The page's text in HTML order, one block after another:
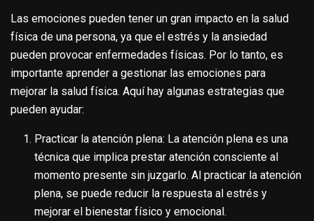
Las emociones pueden tener un gran impacto en la salud
física de una persona, ya que el estrés y la ansiedad
pueden provocar enfermedades físicas. Por lo tanto, es
importante aprender a gestionar las emociones para
mejorar la salud física. Aquí hay algunas estrategias que
pueden ayudar:
Practicar la atención plena: La atención plena es una
técnica que implica prestar atención consciente al
momento presente sin juzgarlo. Al practicar la atención
plena, se puede reducir la respuesta al estrés y
mejorar el bienestar físico y emocional.